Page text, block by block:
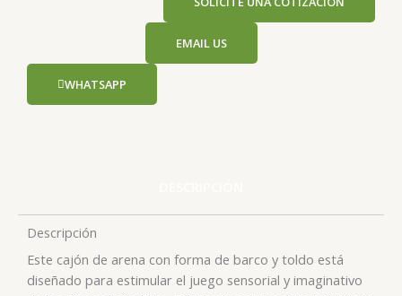
EMAIL US
WHATSAPP
Descripción
Este cajón de arena con forma de barco y toldo está
diseñado para estimular el juego sensorial y imaginativo